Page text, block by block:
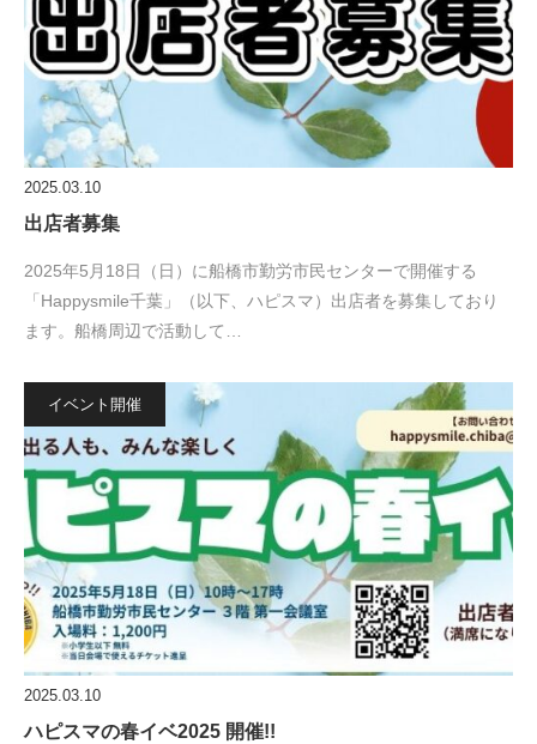
2025.03.10
出店者募集
2025年5月18日（日）に船橋市勤労市民センターで開催する
「Happysmile千葉」（以下、ハピスマ）出店者を募集しており
ます。船橋周辺で活動して…
イベント開催
2025.03.10
ハピスマの春イベ2025 開催!!